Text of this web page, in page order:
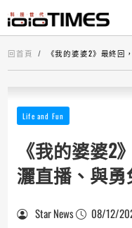
回首頁 《我的婆婆2》最終回
Life and Fun
《我的婆婆2
灑直播、與
Star News 08/12/